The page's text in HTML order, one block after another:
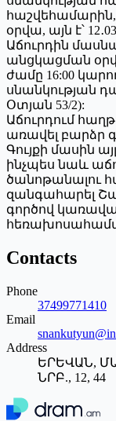
օրվա, այն է՝
Աճուրդին
անցկացման
ժամը 16:00
սնանկության
Օտյան 53/2):
Աճուրդում
առավել բարձր
Գույքի մասին
ինչպես նաև
ծանոթանալու
զանգահարել
գործով
Contacts
Phone
37499771410
Email
Address
ԵՐԵՎԱՆ,
ՆՐԲ., 12, 44